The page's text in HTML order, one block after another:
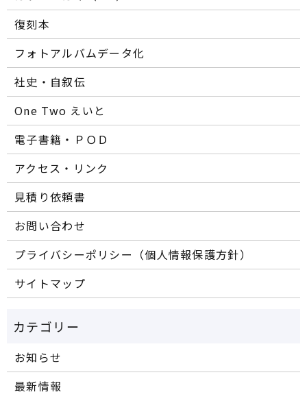
復刻本
フォトアルバムデータ化
社史・自叙伝
One Two えいと
電子書籍・ＰＯＤ
アクセス・リンク
見積り依頼書
お問い合わせ
プライバシーポリシー（個人情報保護方針）
サイトマップ
お知らせ
最新情報